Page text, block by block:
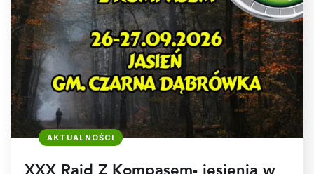
AKTUALNOŚCI